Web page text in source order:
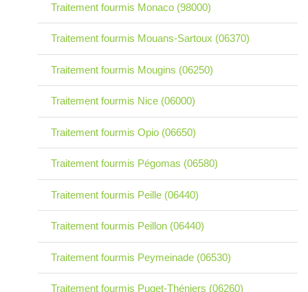
Traitement fourmis Monaco (98000)
Traitement fourmis Mouans-Sartoux (06370)
Traitement fourmis Mougins (06250)
Traitement fourmis Nice (06000)
Traitement fourmis Opio (06650)
Traitement fourmis Pégomas (06580)
Traitement fourmis Peille (06440)
Traitement fourmis Peillon (06440)
Traitement fourmis Peymeinade (06530)
Traitement fourmis Puget-Théniers (06260)